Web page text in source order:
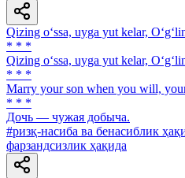
Qizing o‘ssa, uyga yut kelar,
* * *
Qizing o‘ssa, uyga yut kelar,
* * *
Marry your son when you will,
* * *
Дочь — чужая добыча.
#ризқ-насиба ва бенасиблик
фарзандсизлик ҳақида